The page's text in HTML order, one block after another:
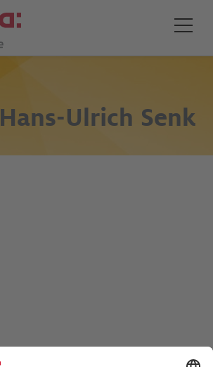
Hans-Ulrich Senk